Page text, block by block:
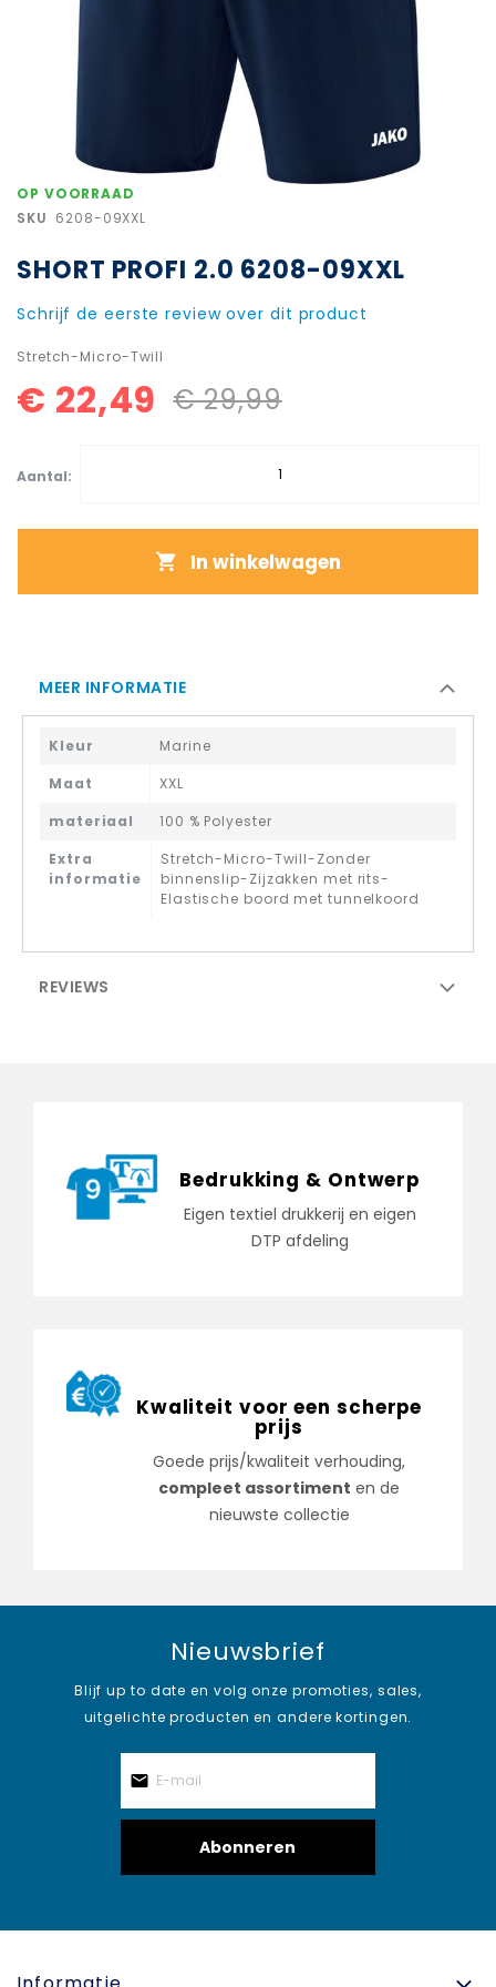
OP VOORRAAD
SKU 6208-09XXL
SHORT PROFI 2.0 6208-09XXL
Schrijf de eerste review over dit product
Stretch-Micro-Twill
€ 22,49 € 29,99
Aantal:
In winkelwagen
Ga
naar
van
afbeeldingen-
MEER INFORMATIE
Kleur
Marine
Maat
XXL
materiaal
100 % Polyester
Extra
informatie
Stretch-Micro-Twill-Zonder
binnenslip-Zijzakken met rits-
Elastische boord met tunnelkoord
REVIEWS
Bedrukking & Ontwerp
Eigen textiel drukkerij en eigen
DTP afdeling
Kwaliteit voor een scherpe
prijs
Goede prijs/kwaliteit verhouding,
compleet assortiment en de
nieuwste collectie
Nieuwsbrief
Blijf up to date en volg onze promoties, sales,
uitgelichte producten en andere kortingen.
Abonneren